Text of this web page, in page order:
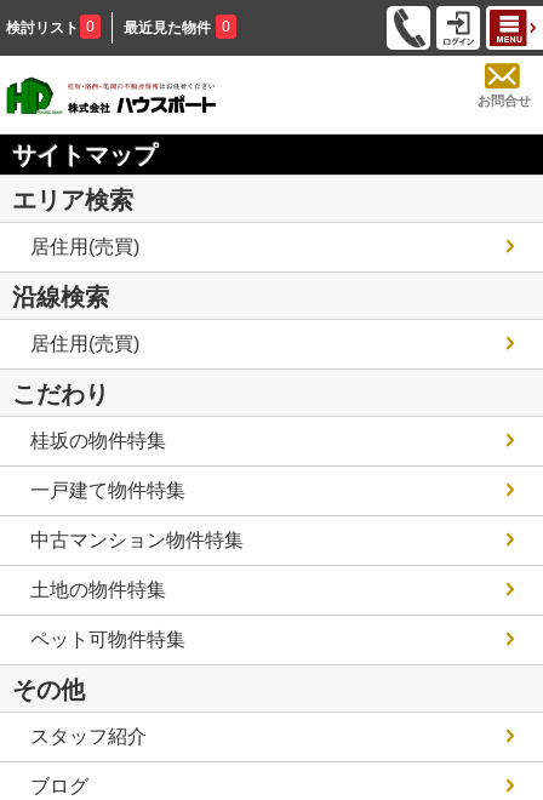
検討リスト 0 最近見た物件 0
お問合せ
サイトマップ
エリア検索
居住用(売買)
沿線検索
居住用(売買)
こだわり
桂坂の物件特集
一戸建て物件特集
中古マンション物件特集
土地の物件特集
ペット可物件特集
その他
スタッフ紹介
ブログ